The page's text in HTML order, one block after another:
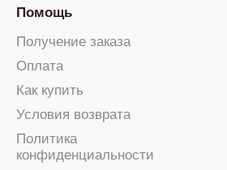
Помощь
Получение заказа
Оплата
Как купить
Условия возврата
Политика
конфиденциальности